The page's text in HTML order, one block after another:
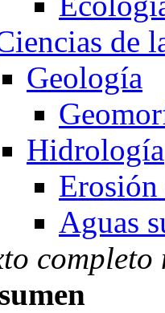
de
Geología
Hidrología
Erosión
Aguas